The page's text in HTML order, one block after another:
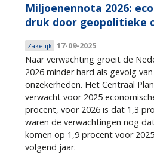
Miljoenennota 2026:
druk door geopolitieke
Zakelijk 17-09-2025
Naar verwachting groeit de
2026 minder hard als gevolg
onzekerheden. Het Centraal
verwacht voor 2025
procent, voor 2026 is dat 1,3
waren de verwachtingen nog
komen op 1,9 procent voor
volgend jaar.